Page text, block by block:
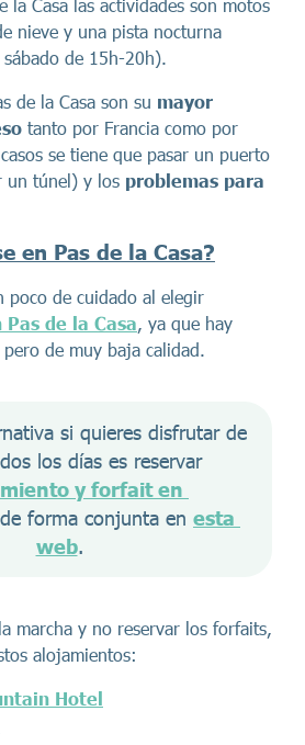
la Casa las actividades son motos
nieve y una pista nocturna
de 15h-20h).
de la Casa son su mayor
tanto por Francia como por
se tiene que pasar un puerto
un túnel) y los problemas para
en Pas de la Casa?
poco de cuidado al elegir
de la Casa, ya que hay
de muy baja calidad.
si quieres disfrutar de
los días es reservar
y forfait en
de forma conjunta en esta
web.
marcha y no reservar los forfaits,
alojamientos:
Hotel